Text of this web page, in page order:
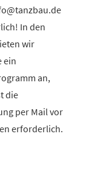
In den
wir
ein
an,
die
per Mail vor
erforderlich.